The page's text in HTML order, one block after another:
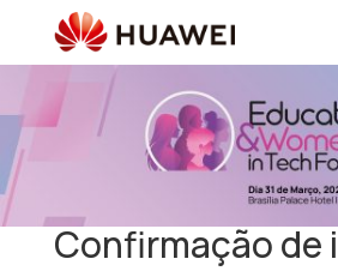
Confirmação de